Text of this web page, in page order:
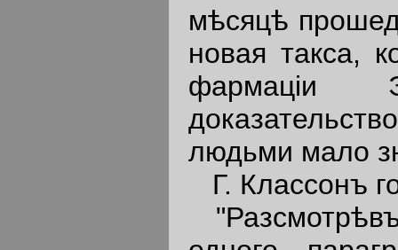
мѣсяцѣ
новая такса,
фармацiи
людьми мало
Г. Классонъ